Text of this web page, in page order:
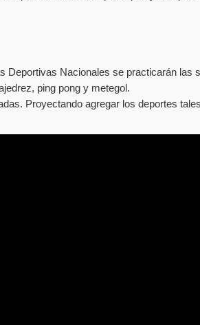
Deportivas Nacionales se practicarán las
ping pong y metegol.
Proyectando agregar los deportes